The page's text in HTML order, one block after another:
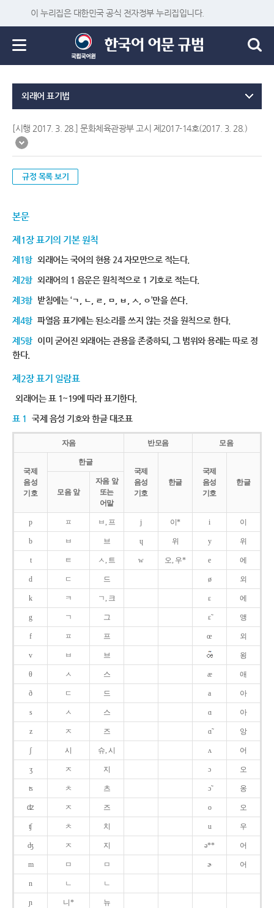
이 누리집은 대한민국 공식 전자정부 누리집입니다.
외래어 표기법
[시행 2017. 3. 28.] 문화체육관광부 고시 제2017-14호(2017. 3. 28.)
규정 목록 보기
본문
제1장 표기의 기본 원칙
제1항 외래어는 국어의 현용 24 자모만으로 적는다.
제2항 외래어의 1 음운은 원칙적으로 1 기호로 적는다.
제3항 받침에는 ‘ㄱ, ㄴ, ㄹ, ㅁ, ㅂ, ㅅ, ㅇ’만을 쓴다.
제4항 파열음 표기에는 된소리를 쓰지 않는 것을 원칙으로 한다.
제5항 이미 굳어진 외래어는 관용을 존중하되, 그 범위와 용례는 따로 정
한다.
제2장 표기 일람표
외래어는 표 1~19에 따라 표기한다.
표 1 국제 음성 기호와 한글 대조표
자음 반모음 모음
국제
음성
기호
한글
국제
음성
기호
한글
국제
음성
기호
한글
모음 앞
자음 앞
또는
어말
p ㅍ ㅂ, 프 j 이* i 이
b ㅂ 브 ɥ 위 y 위
t ㅌ ㅅ, 트 w 오, 우* e 에
d ㄷ 드 ø 외
k ㅋ ㄱ, 크 ɛ 에
g ㄱ 그 ɛ̃ 앵
f ㅍ 프 œ 외
v ㅂ 브 욍
θ ㅅ 스 æ 애
ð ㄷ 드 a 아
s ㅅ 스 ɑ 아
z ㅈ 즈 ɑ̃ 앙
ʃ 시 슈, 시 ʌ 어
ʒ ㅈ 지 ɔ 오
ʦ ㅊ 츠 ɔ̃ 옹
ʣ ㅈ 즈 o 오
ʧ ㅊ 치 u 우
ʤ ㅈ 지 ə** 어
m ㅁ ㅁ ɚ 어
n ㄴ ㄴ
ɲ 니* 뉴